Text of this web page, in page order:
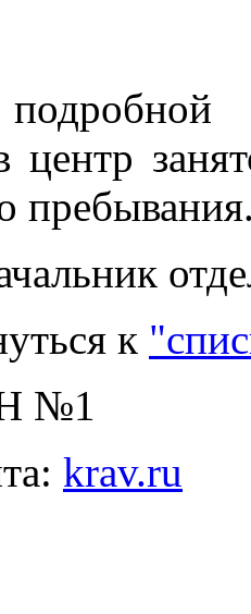
центр
к
№1
krav.ru